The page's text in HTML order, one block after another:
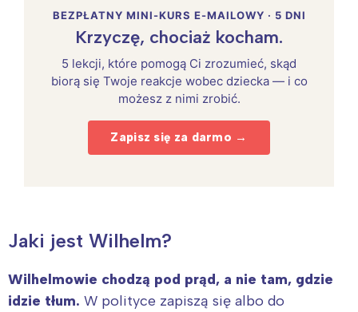
BEZPŁATNY MINI-KURS E-MAILOWY · 5 DNI
Krzyczę, chociaż kocham.
5 lekcji, które pomogą Ci zrozumieć, skąd
biorą się Twoje reakcje wobec dziecka — i co
możesz z nimi zrobić.
Zapisz się za darmo →
Jaki jest Wilhelm?
Wilhelmowie chodzą pod prąd, a nie tam, gdzie
idzie tłum. W polityce zapiszą się albo do